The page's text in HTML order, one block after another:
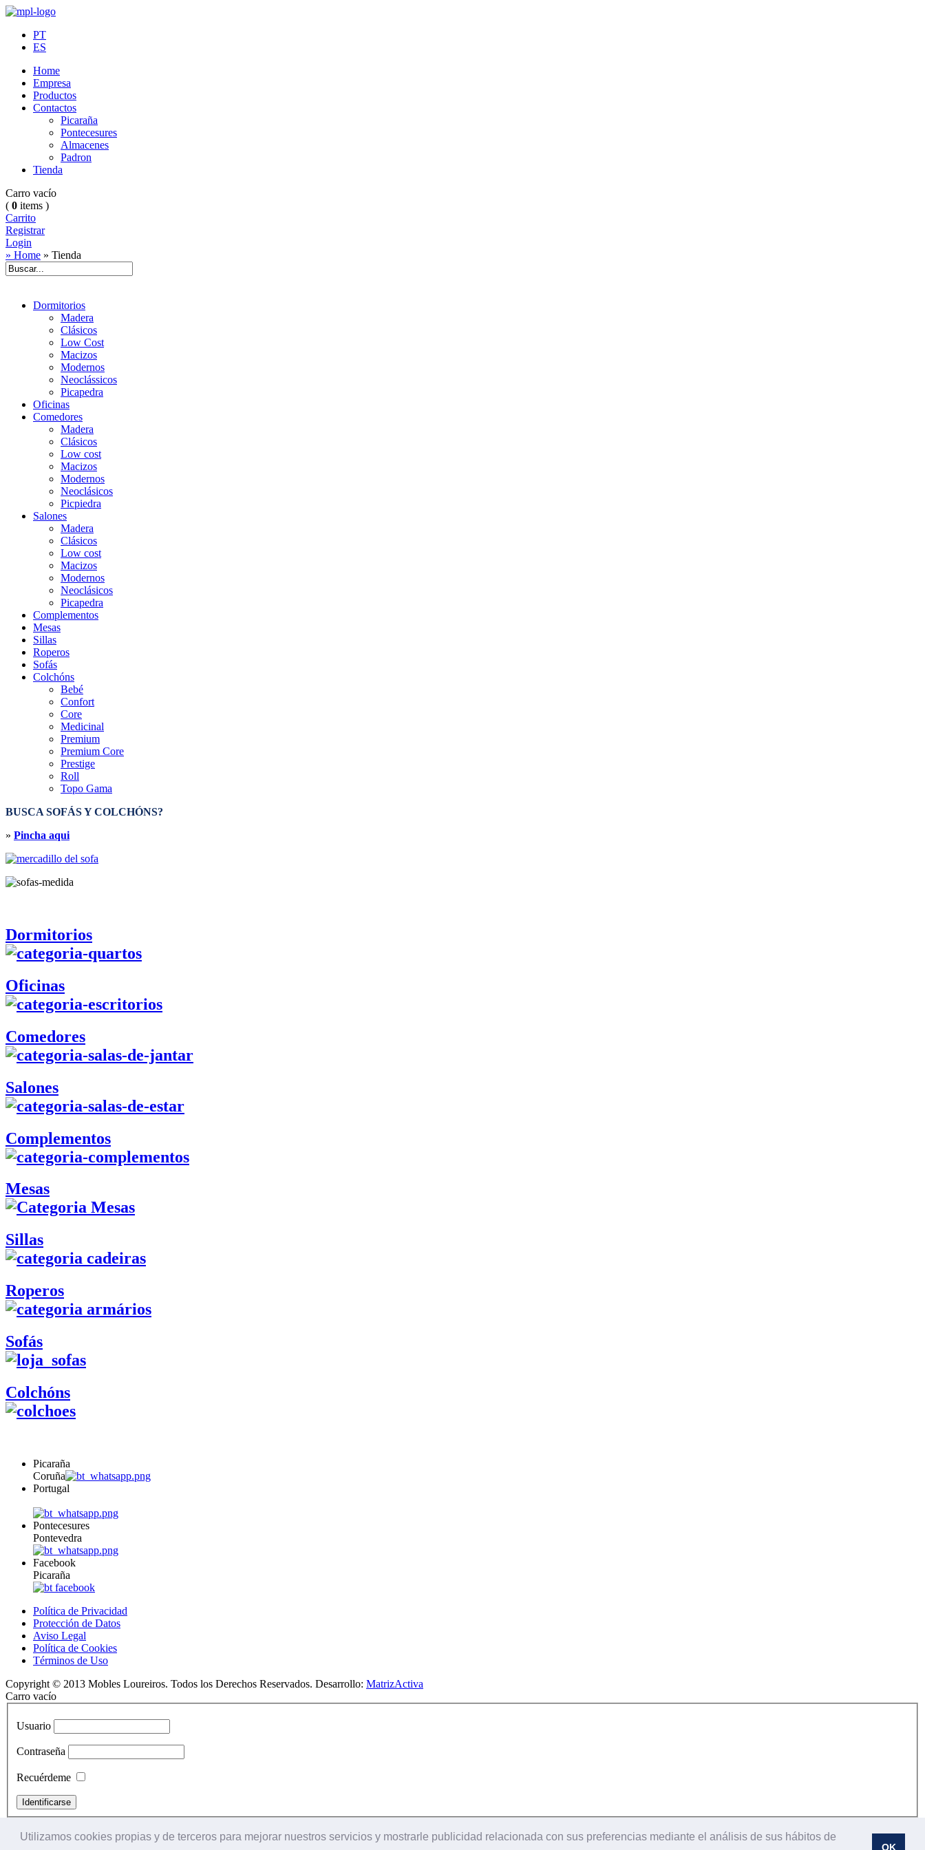
Utilizamos cookies propias y de terceros para mejorar nuestros servicios y mostrarle publicidad relacionada con sus preferencias mediante el análisis de sus hábitos de
OK
PT
ES
Home
Empresa
Productos
Contactos
Picaraña
Pontecesures
Almacenes
Padron
Tienda
Carro vacío
( 0 items )
Carrito
Registrar
Login
» Home » Tienda
Dormitorios
Madera
Clásicos
Low Cost
Macizos
Modernos
Neoclássicos
Picapedra
Oficinas
Comedores
Madera
Clásicos
Low cost
Macizos
Modernos
Neoclásicos
Picpiedra
Salones
Madera
Clásicos
Low cost
Macizos
Modernos
Neoclásicos
Picapedra
Complementos
Mesas
Sillas
Roperos
Sofás
Colchóns
Bebé
Confort
Core
Medicinal
Premium
Premium Core
Prestige
Roll
Topo Gama
BUSCA SOFÁS Y COLCHÓNS?
» Pincha aqui
Dormitorios
Oficinas
Comedores
Salones
Complementos
Mesas
Sillas
Roperos
Sofás
Colchóns
Picaraña
Coruña
Portugal
Pontecesures
Pontevedra
Facebook
Picaraña
Política de Privacidad
Protección de Datos
Aviso Legal
Política de Cookies
Términos de Uso
Copyright © 2013 Mobles Loureiros. Todos los Derechos Reservados. Desarrollo: MatrizActiva
Carro vacío
Usuario
Contraseña
Recuérdeme
¿Recordar contraseña?